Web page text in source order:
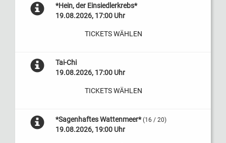
*Hein, der Einsiedlerkrebs*
19.08.2026, 17:00 Uhr
TICKETS WÄHLEN
Tai-Chi
19.08.2026, 17:00 Uhr
TICKETS WÄHLEN
*Sagenhaftes Wattenmeer* (16 / 20)
19.08.2026, 19:00 Uhr